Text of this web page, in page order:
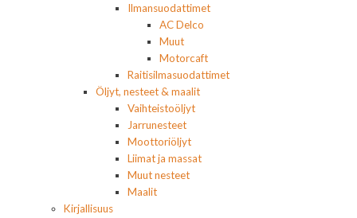
Ilmansuodattimet
AC Delco
Muut
Motorcaft
Raitisilmasuodattimet
Öljyt, nesteet & maalit
Vaihteistoöljyt
Jarrunesteet
Moottoriöljyt
Liimat ja massat
Muut nesteet
Maalit
Kirjallisuus